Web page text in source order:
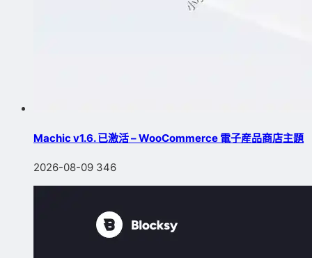
Machic v1.6. 已激活 – WooCommerce 電子産品商店主題
2026-08-09 346